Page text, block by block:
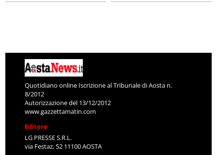
Quotidiano online Iscrizione al Tribunale di Aosta n.
8/2012
Autorizzazione del 13/12/2012
www.gazzettamatin.com
Editore
LG PRESSE S.R.L.
via Festaz, 52 11100 AOSTA